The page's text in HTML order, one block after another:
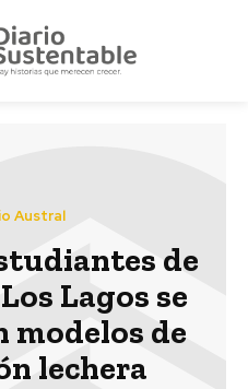
Austral
de
Lagos se
modelos de
lechera